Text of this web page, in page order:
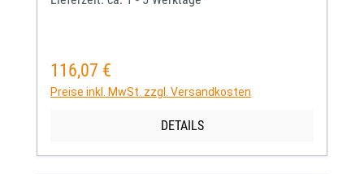
Regulärer Preis:
116,07 €
Preise inkl. MwSt. zzgl. Versandkosten
DETAILS